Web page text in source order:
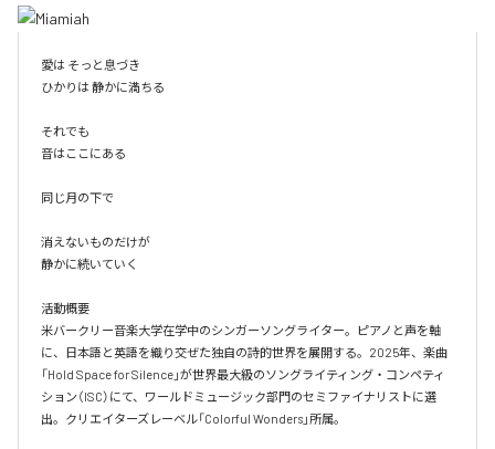
愛は そっと息づき
ひかりは 静かに満ちる
それでも
音はここにある
同じ月の下で
消えないものだけが
静かに続いていく
活動概要
米バークリー音楽大学在学中のシンガーソングライター。ピアノと声を軸
に、日本語と英語を織り交ぜた独自の詩的世界を展開する。2025年、楽曲
「Hold Space for Silence」が世界最大級のソングライティング・コンペティ
ション（ISC）にて、ワールドミュージック部門のセミファイナリストに選
出。クリエイターズレーベル「Colorful Wonders」所属。